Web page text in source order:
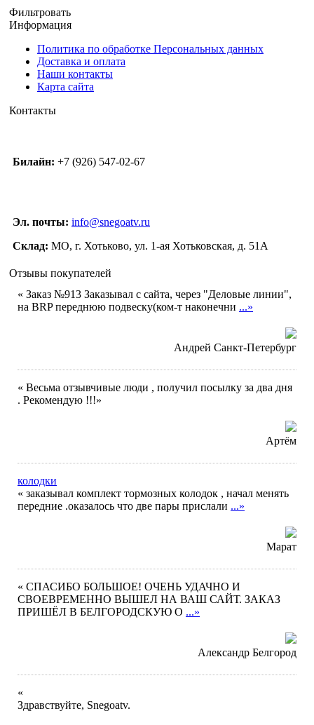
Фильтровать
Информация
Политика по обработке Персональных данных
Доставка и оплата
Наши контакты
Карта сайта
Контакты
Билайн: +7 (926) 547-02-67
Эл. почты: info@snegoatv.ru
Склад: МО, г. Хотьково, ул. 1-ая Хотьковская, д. 51А
Отзывы покупателей
« Заказ №913 Заказывал с сайта, через "Деловые линии",
на BRP переднюю подвеску(ком-т наконечни ...»
Андрей Санкт-Петербург
« Весьма отзывчивые люди , получил посылку за два дня
. Рекомендую !!!»
Артём
колодки
« заказывал комплект тормозных колодок , начал менять
передние .оказалось что две пары прислали ...»
Марат
« СПАСИБО БОЛЬШОЕ! ОЧЕНЬ УДАЧНО И
СВОЕВРЕМЕННО ВЫШЕЛ НА ВАШ САЙТ. ЗАКАЗ
ПРИШЁЛ В БЕЛГОРОДСКУЮ О ...»
Александр Белгород
«
Здравствуйте, Snegoatv.